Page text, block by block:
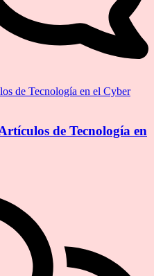
de Tecnología en